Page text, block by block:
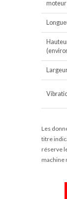
moteur
Les
titre
réserve
machine